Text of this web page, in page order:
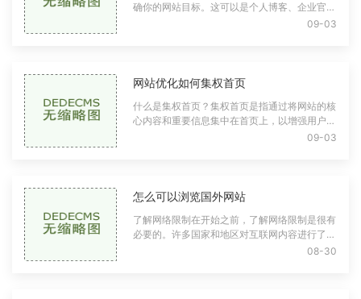
确你的网站目标。这可以是个人博客、企业官
网、电子商务平台或其他类型的网站。明确目标
09-03
网站优化如何集权首页
什么是集权首页？集权首页是指通过将网站的核
心内容和重要信息集中在首页上，以增强用户体
验和搜索引擎的抓取效率。首页是用户进入网站
09-03
怎么可以浏览国外网站
了解网络限制在开始之前，了解网络限制是很有
必要的。许多国家和地区对互联网内容进行了不
同程度的监管，这意味着某些网站可能在特定地
08-30